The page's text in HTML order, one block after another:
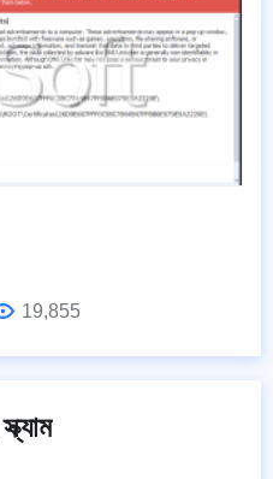
19,855